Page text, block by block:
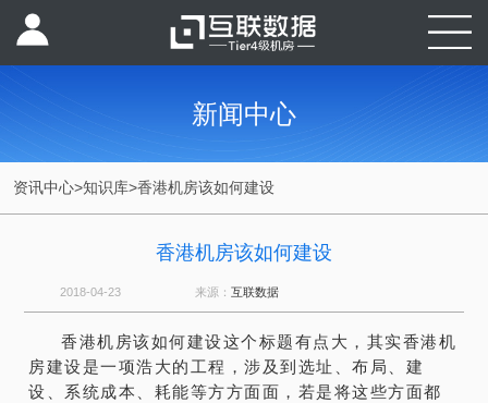
新闻中心
资讯中心>知识库>香港机房该如何建设
香港机房该如何建设
2018-04-23 来源： 互联数据
香港机房该如何建设这个标题有点大，其实香港机
房建设是一项浩大的工程，涉及到选址、布局、建
设、系统成本、耗能等方方面面，若是将这些方面都